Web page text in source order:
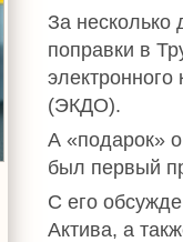
За несколько
поправки в
электронного
(ЭКДО).
А «подарок»
был первый
С его
Актива, а